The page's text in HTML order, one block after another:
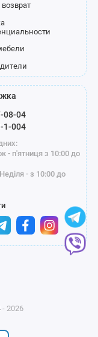
08-04
1-004
- п'ятниця з 10:00 до
- з 10:00 до
2026